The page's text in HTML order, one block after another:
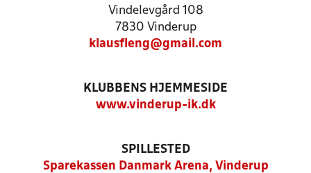
Vindelevgård 108
7830 Vinderup
klausfleng@gmail.com
KLUBBENS HJEMMESIDE
www.vinderup-ik.dk
SPILLESTED
Sparekassen Danmark Arena, Vinderup